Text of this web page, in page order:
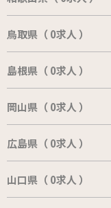
鳥取県（ 0求人 ）
島根県（ 0求人 ）
岡山県（ 0求人 ）
広島県（ 0求人 ）
山口県（ 0求人 ）